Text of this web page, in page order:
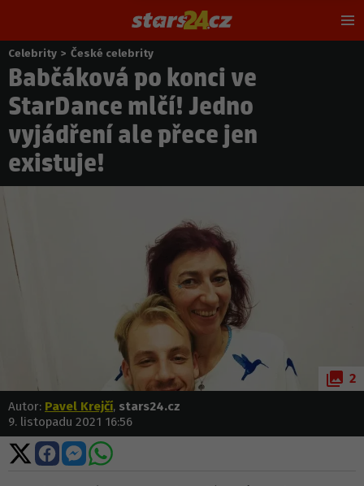
Nacházíte
se
zde:
Celebrity > České celebrity
Babčáková po konci ve
StarDance mlčí! Jedno
vyjádření ale přece jen
existuje!
2
Autor: Pavel Krejčí, stars24.cz
9. listopadu 2021 16:56
Sdílet
na
Sdílet
na
Sdílet
na
Sdílet